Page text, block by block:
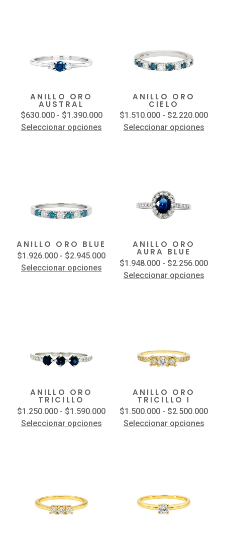
ANILLO ORO
AUSTRAL
$630.000 - $1.390.000
Seleccionar opciones
ANILLO ORO
CIELO
$1.510.000 - $2.220.000
Seleccionar opciones
ANILLO ORO BLUE
$1.926.000 - $2.945.000
Seleccionar opciones
ANILLO ORO
AURA BLUE
$1.948.000 - $2.256.000
Seleccionar opciones
ANILLO ORO
TRICILLO
$1.250.000 - $1.590.000
Seleccionar opciones
ANILLO ORO
TRICILLO I
$1.500.000 - $2.500.000
Seleccionar opciones